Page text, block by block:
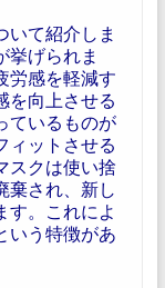
いて紹介しま
挙げられま
労感を軽減す
を向上させる
ているものが
ィットさせる
スクは使い捨
棄され、新し
す。これによ
いう特徴があ